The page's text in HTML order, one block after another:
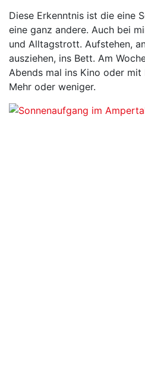
Diese Erkenntnis ist die eine
eine ganz andere. Auch bei
und Alltagstrott. Aufstehen,
ausziehen, ins Bett. Am
Abends mal ins Kino oder mit
Mehr oder weniger.